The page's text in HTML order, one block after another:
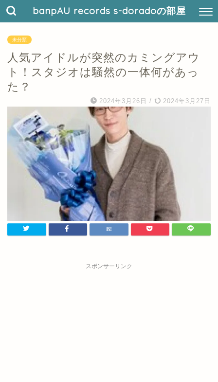
banpAU records s-doradoの部屋
未分類
人気アイドルが突然のカミングアウ
ト！スタジオは騒然の一体何があっ
た？
2024年3月26日 / 2024年3月27日
スポンサーリンク